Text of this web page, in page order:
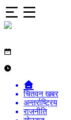
चितवन खबर
अन्तर्राष्ट्रिय
राजनीति